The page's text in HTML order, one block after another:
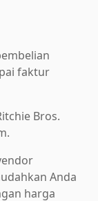
faktur
Bros.
Anda
harga